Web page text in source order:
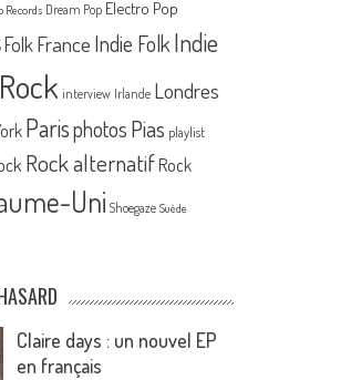
Records Dream Pop Electro Pop
Folk France Indie FolkIndie
interview Irlande Londres
Parisphotos Pias playlist
Rock alternatif Rock
Uni Shoegaze Suède
Claire days : un nouvel EP
en français